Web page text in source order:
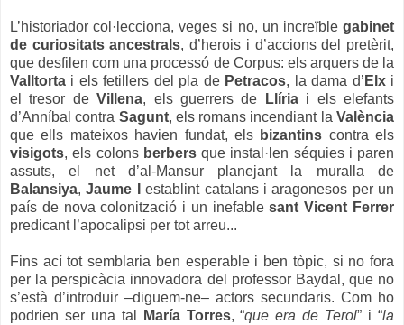
L’historiador col·lecciona, veges si no, un increïble gabinet
de curiositats ancestrals, d’herois i d’accions del pretèrit,
que desfilen com una processó de Corpus: els arquers de la
Valltorta i els fetillers del pla de Petracos, la dama d’ Elxi
el tresor deVillena, els guerrers de Llíriai els elefants
d’Anníbal contra Sagunt, els romans incendiant laValència
que ells mateixos havien fundat, els bizantins contra els
visigots, els colons berbersque instal·len séquies i paren
assuts, el net d’al-Mansur planejant la muralla de
Balansiya,Jaume I
establint catalans i aragonesos per un
país de nova colonització i un inefablesant Vicent Ferrer
predicant l’apocalipsi per tot arreu...
Fins ací tot semblaria ben esperable i ben tòpic, si no fora
per la perspicàcia innovadora del professor Baydal, que no
s’està d’introduir –diguem-ne– actors secundaris. Com ho
podrien ser una tal
María Torres, “que era de Terol” i “la